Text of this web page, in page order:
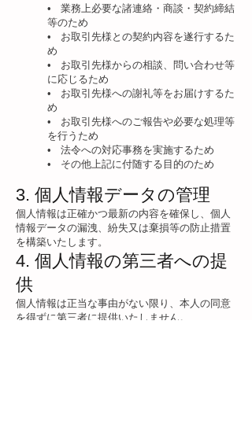
• 業務上必要な諸連絡・商談・契約締結
等のため
• お取引先様との契約内容を遂行するた
め
• お取引先様からの相談、問い合わせ等
に応じるため
• お取引先様への謝礼等をお届けするた
め
• お取引先様へのご報告や必要な処理等
を行うため
• 法令への対応事務を実施するため
• その他上記に付随する目的のため
3. 個人情報データの管理
個人情報は正確かつ最新の内容を確保し、個人
情報データの漏洩、紛失又は棄損等の防止措置
を構築いたします。
4. 個人情報の第三者への提
供
個人情報は正当な事由がない限り、本人の同意
を得ずに第三者に提供いたしません。